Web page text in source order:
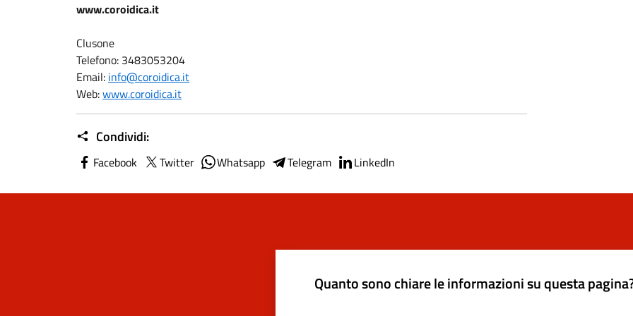
www.coroidica.it
Clusone
Telefono: 3483053204
Email: info@coroidica.it
Web:www.coroidica.it
Condividi:
Facebook Twitter Whatsapp Telegram LinkedIn
Quanto sono chiare le informazioni su questa